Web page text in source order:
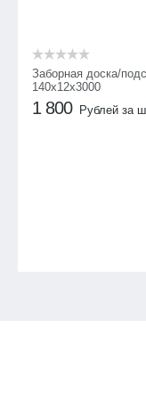
Заборная доска/
140х12х3000
1 800 Рублей за